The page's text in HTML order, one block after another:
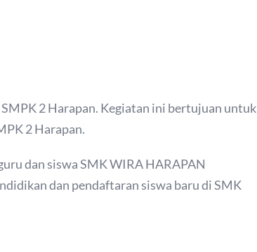
2 Harapan. Kegiatan ini bertujuan untuk
2 Harapan.
dan siswa SMK WIRA HARAPAN
dan pendaftaran siswa baru di SMK